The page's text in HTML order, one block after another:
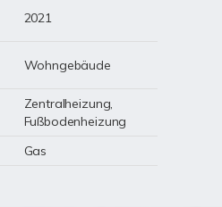
2021
Wohngebäude
Zentralheizung,
Fußbodenheizung
Gas